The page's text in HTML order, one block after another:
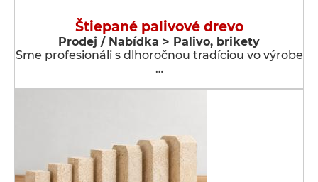
Štiepané palivové drevo
Prodej / Nabídka > Palivo, brikety
Sme profesionáli s dlhoročnou tradíciou vo výrobe
…